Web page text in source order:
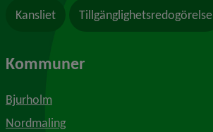
Kansliet Tillgänglighetsredogörelse
Kommuner
Bjurholm
Nordmaling